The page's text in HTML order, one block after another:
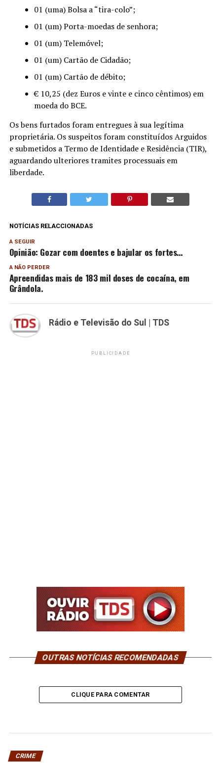
01 (uma) Bolsa a “tira-colo”;
01 (um) Porta-moedas de senhora;
01 (um) Telemóvel;
01 (um) Cartão de Cidadão;
01 (um) Cartão de débito;
€ 10,25 (dez Euros e vinte e cinco cêntimos) em
moeda do BCE.
Os bens furtados foram entregues à sua legítima
proprietária. Os suspeitos foram constituídos Arguidos
e submetidos a Termo de Identidade e Residência (TIR),
aguardando ulteriores tramites processuais em
liberdade.
NOTÍCIAS RELACCIONADAS
A SEGUIR
Opinião: Gozar com doentes e bajular os fortes…
A NÃO PERDER
Apreendidas mais de 183 mil doses de cocaína, em
Grândola.
Rádio e Televisão do Sul | TDS
PUBLICIDADE
OUTRAS NOTÍCIAS RECOMENDADAS
CLIQUE PARA COMENTAR
CRIME